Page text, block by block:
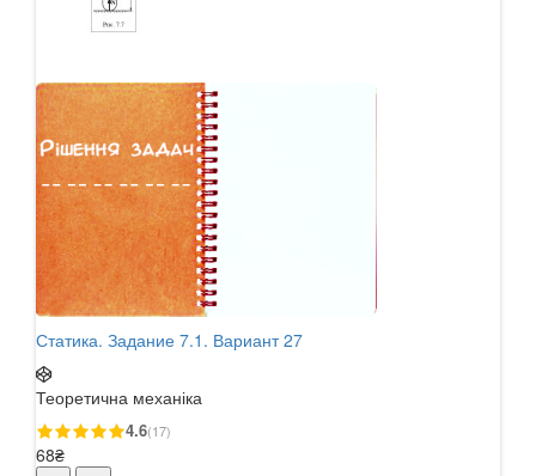
Статика. Задание 7.1. Вариант 27
Теоретична механіка
4.6(17)
68₴